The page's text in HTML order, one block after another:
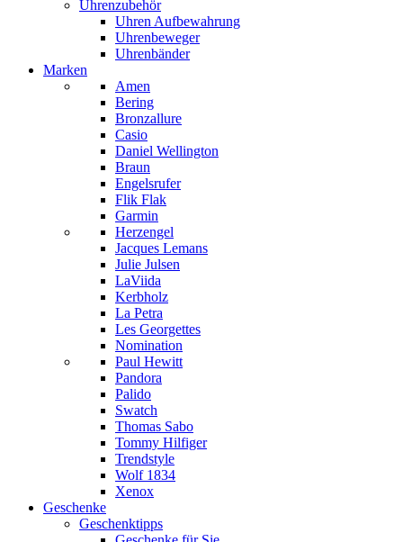
Uhrenzubehör
Uhren Aufbewahrung
Uhrenbeweger
Uhrenbänder
Marken
Amen
Bering
Bronzallure
Casio
Daniel Wellington
Braun
Engelsrufer
Flik Flak
Garmin
Herzengel
Jacques Lemans
Julie Julsen
LaViida
Kerbholz
La Petra
Les Georgettes
Nomination
Paul Hewitt
Pandora
Palido
Swatch
Thomas Sabo
Tommy Hilfiger
Trendstyle
Wolf 1834
Xenox
Geschenke
Geschenktipps